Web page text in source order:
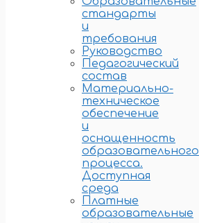
стандарты
и
требования
Руководство
Педагогический
состав
Материально-
техническое
обеспечение
и
оснащенность
образовательного
процесса.
Доступная
среда
Платные
образовательные